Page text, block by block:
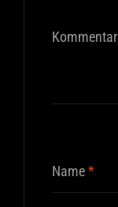
Kommentar
Name*